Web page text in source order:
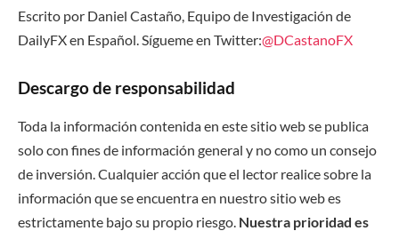
Escrito por Daniel Castaño, Equipo de Investigación de
DailyFX en Español.Sígueme en Twitter:@DCastanoFX
Descargo de responsabilidad
Toda la información contenida en este sitio web se publica
solo con fines de información general y no como un consejo
de inversión. Cualquier acción que el lector realice sobre la
información que se encuentra en nuestro sitio web es
estrictamente bajo su propio riesgo. Nuestra prioridad es